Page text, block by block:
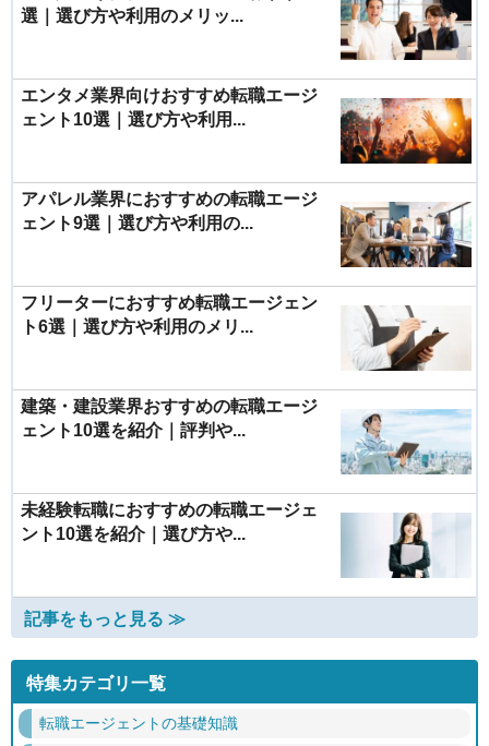
選｜選び方や利用のメリッ...
エンタメ業界向けおすすめ転職エージ
ェント10選｜選び方や利用...
アパレル業界におすすめの転職エージ
ェント9選｜選び方や利用の...
フリーターにおすすめ転職エージェン
ト6選｜選び方や利用のメリ...
建築・建設業界おすすめの転職エージ
ェント10選を紹介｜評判や...
未経験転職におすすめの転職エージェ
ント10選を紹介｜選び方や...
記事をもっと見る ≫
特集カテゴリ一覧
転職エージェントの基礎知識